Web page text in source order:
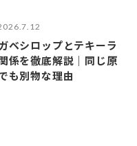
ベシロップとテキーラ
係を徹底解説｜同じ原
も別物な理由